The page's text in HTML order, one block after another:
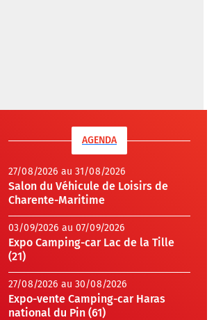
AGENDA
27/08/2026 au 31/08/2026
Salon du Véhicule de Loisirs de
Charente-Maritime
03/09/2026 au 07/09/2026
Expo Camping-car Lac de la Tille
(21)
27/08/2026 au 30/08/2026
Expo-vente Camping-car Haras
national du Pin (61)